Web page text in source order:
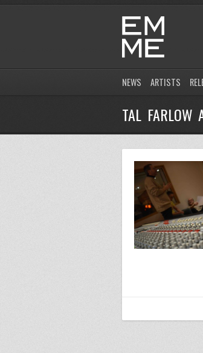
NEWS ARTISTS
TAL FARLOW